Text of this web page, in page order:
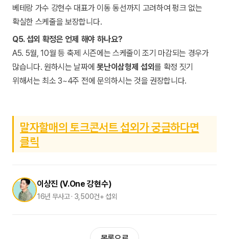
베테랑 가수 강현수 대표가 이동 동선까지 고려하여 펑크 없는
확실한 스케줄을 보장합니다.
Q5. 섭외 확정은 언제 해야 하나요?
A5. 5월, 10월 등 축제 시즌에는 스케줄이 조기 마감되는 경우가
많습니다. 원하시는 날짜에못난이삼형제 섭외를 확정 짓기
위해서는 최소 3~4주 전에 문의하시는 것을 권장합니다.
말자할매의 토크콘서트 섭외가 궁금하다면
클릭
이상진 (V.One 강현수)
16년 무사고 · 3,500건+ 섭외